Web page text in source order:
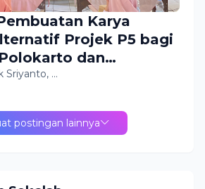
Karya
Projek P5 bagi
dan
Sriyanto, …
postingan lainnya